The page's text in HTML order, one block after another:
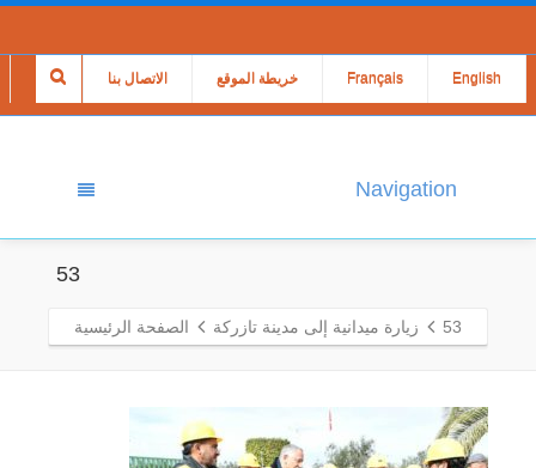
الاتصال بنا خريطة الموقع Français English
Navigation
53
53 زيارة ميدانية إلى مدينة تازركة الصفحة الرئيسية